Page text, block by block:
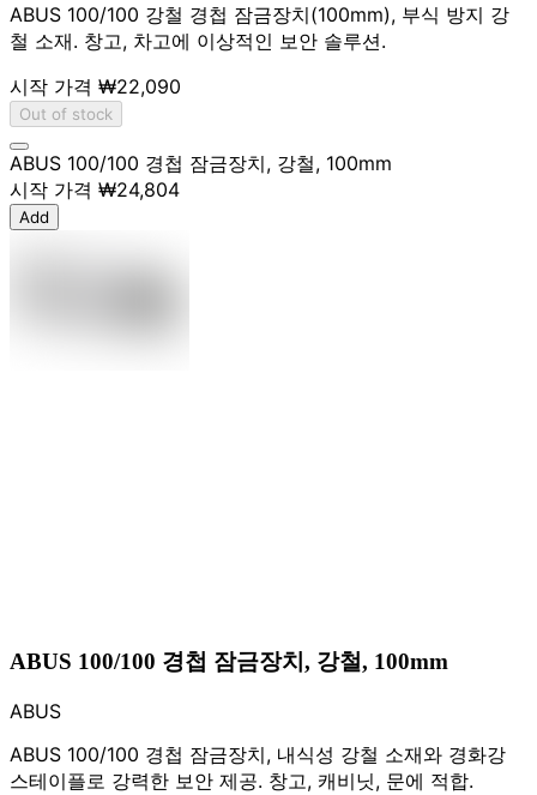
ABUS 100/100 강철 경첩 잠금장치(100mm), 부식 방지 강
철 소재. 창고, 차고에 이상적인 보안 솔루션.
시작 가격 ₩22,090
Out of stock
ABUS 100/100 경첩 잠금장치, 강철, 100mm
시작 가격 ₩24,804
Add
ABUS 100/100 경첩 잠금장치, 강철, 100mm
ABUS
ABUS 100/100 경첩 잠금장치, 내식성 강철 소재와 경화강
스테이플로 강력한 보안 제공. 창고, 캐비닛, 문에 적합.